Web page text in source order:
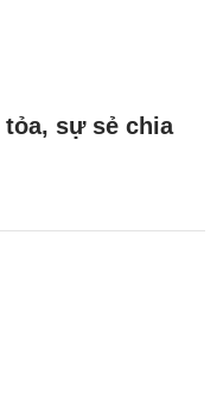
sự sẻ chia